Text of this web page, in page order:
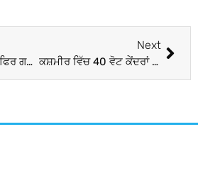
ਜੇਕਰ ਅੱਤਵਾਦੀਆਂ ਨੇ ਫਿਰ ਗਲਤੀ ਕੀਤੀ ਤਾਂ ਉਨ੍ਹਾਂ ਦੇ ਪਰਖੱਚੇ ਉਡਾਏ ਜਾਣਗੇ : ਅਮਿਤ ਸ਼ਾਹ
Next
ਕਸ਼ਮੀਰ ਵਿੱਚ 40 ਵੋਟ ਕੇਂਦਰਾਂ ਉੱਤੇ ਇੱਕ ਵੀ ਵੋਟ ਨਹੀਂ ਪਈ